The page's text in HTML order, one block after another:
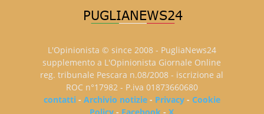
L'Opinionista © since 2008 - PugliaNews24
supplemento a L'Opinionista Giornale Online
reg. tribunale Pescara n.08/2008 - iscrizione al
ROC n°17982 - P.iva 01873660680
contatti- Archivio notizie- Privacy- Cookie